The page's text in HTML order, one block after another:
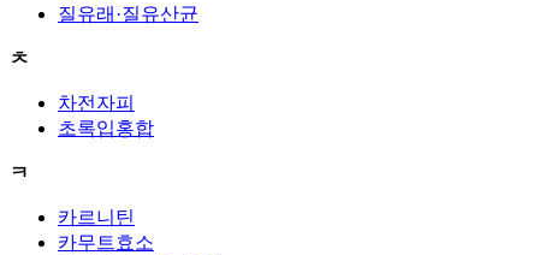
질유래·질유산균
ㅊ
차전자피
초록입홍합
ㅋ
카르니틴
카무트효소